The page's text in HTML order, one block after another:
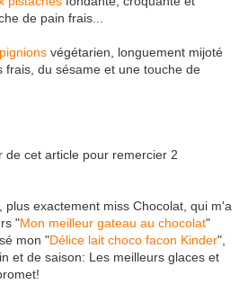
de pain frais...
végétarien, longuement mijoté
frais, du sésame et une touche de
de cet article pour remercier 2
plus exactement miss Chocolat, qui m'a
"Mon meilleur gateau au chocolat"
mon "Délice lait choco facon Kinder",
et de saison: Les meilleurs glaces et